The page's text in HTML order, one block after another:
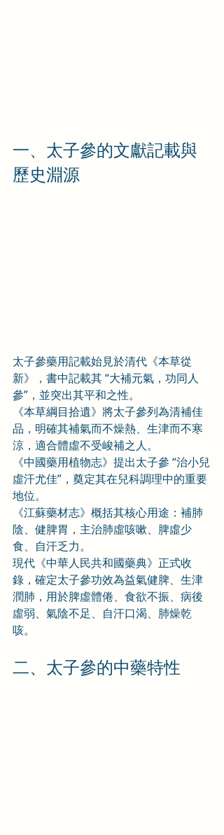
一、太子參的文獻記載與
歷史淵源
太子參藥用記載始見於清代《本草從
新》，書中記載其 “大補元氣，功同人
參”，並突出其平和之性。
《本草綱目拾遺》將太子參列為清補佳
品，明確其補氣而不燥熱、生津而不寒
涼，適合體虛不受峻補之人。
《中國藥用植物志》提出太子參 “治小兒
虛汗尤佳”，奠定其在兒科調理中的重要
地位。
《江蘇藥材志》概括其核心用途：補肺
陰、健脾胃，主治肺虛咳嗽、脾虛少
食、自汗乏力。
現代《中華人民共和國藥典》正式收
錄，確定太子參功效為益氣健脾、生津
潤肺，用於脾虛體倦、食欲不振、病後
虛弱、氣陰不足、自汗口渴、肺燥乾
咳。
二、太子參的中藥特性